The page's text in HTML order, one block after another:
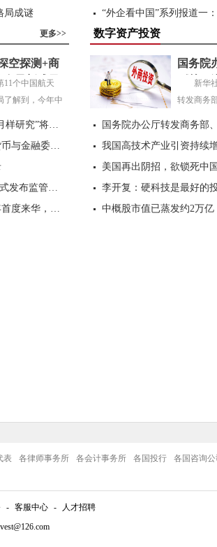
局成谜
台积电销售额连续六季创
更多>>
空探测+商
最新成果
11个中国航天
了解到，今年中
“航天日”值得期待！“深空探测+商业航天+月样研究”将发布最新成果
中国人民银行行长潘功胜出席第53届国际货币与金融委员会会议
香港证券及期货事务监察委员会（SFC）正式发布监管公告
黄仁勋现身上海陆家嘴街道菜市场，系今年首度来华，将参加英伟达上海年会
数字资产投资
国务院
《关
发中心
新华社
转发商务
我国高技术产业引资持续
美国再出阴招，欲锁死中
李开复：硬科技是最好的
表 各律师事务所 各会计事务所 各国投行 各国咨询公
- 客服中心 -
人才招聘